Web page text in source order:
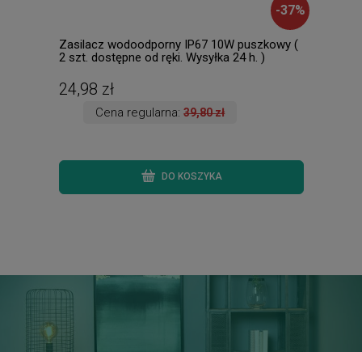
-37%
Zasilacz wodoodporny IP67 10W puszkowy (
2 szt. dostępne od ręki. Wysyłka 24 h. )
24,98 zł
Cena regularna:39,80 zł
DO KOSZYKA